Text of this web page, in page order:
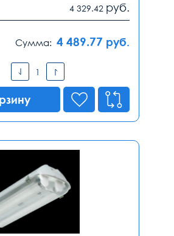
4 329.42 руб.
Сумма: 4 489.77 руб.